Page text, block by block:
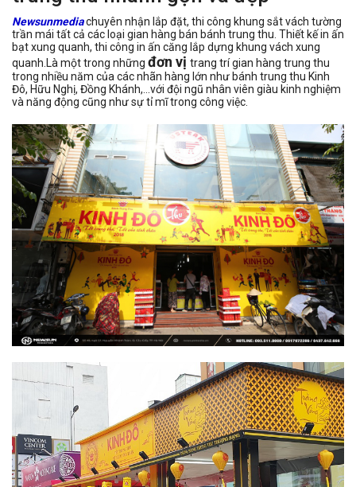
Newsunmediachuyên nhận lắp đặt, thi công khung sắt vách tường
trần mái tất cả các loại gian hàng bán bánh trung thu. Thiết kế in ấn
bạt xung quanh, thi công in ấn căng lắp dựng khung vách xung
quanh.Là một trong những đơn vị trang trí gian hàng trung thu
trong nhiều năm của các nhãn hàng lớn như bánh trung thu Kinh
Đô, Hữu Nghị, Đồng Khánh,...với đội ngũ nhân viên giàu kinh nghiệm
và năng động cũng như sự tỉ mĩ trong công việc.